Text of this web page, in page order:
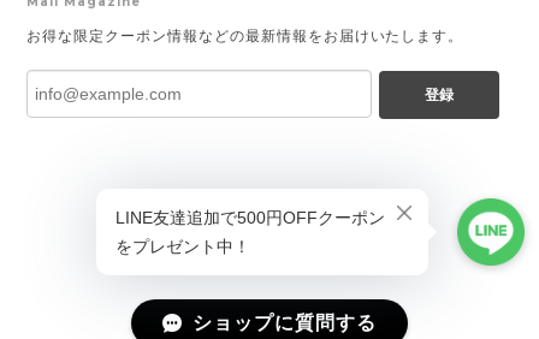
お得な限定クーポン情報などの最新情報をお届けいたします。
登録
ショップに質問する